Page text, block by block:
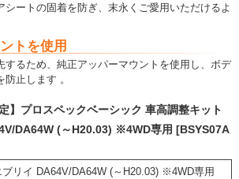
シートの固着を防ぎ、末永くご愛用いただけるよ
トを使用
するため、純正アッパーマウントを使用し、ボデ
止します 。
】プロスペックベーシック 車高調整キット
DA64W (～H20.03) ※4WD専用 [BSYS07A
ブリイ DA64V/DA64W (～H20.03) ※4WD専用